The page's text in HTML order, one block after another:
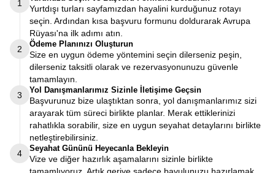
1
Yurtdışı turları sayfamızdan hayalini kurduğunuz rotayı
seçin. Ardından kısa başvuru formunu doldurarak Avrupa
Rüyası'na ilk adımı atın.
2
Ödeme Planınızı Oluşturun
Size en uygun ödeme yöntemini seçin dilerseniz peşin,
dilerseniz taksitli olarak ve rezervasyonunuzu güvenle
tamamlayın.
3
Yol Danışmanlarımız Sizinle İletişime Geçsin
Başvurunuz bize ulaştıktan sonra, yol danışmanlarımız sizi
arayarak tüm süreci birlikte planlar. Merak ettiklerinizi
rahatlıkla sorabilir, size en uygun seyahat detaylarını birlikte
netleştirebilirsiniz.
4
Seyahat Gününü Heyecanla Bekleyin
Vize ve diğer hazırlık aşamalarını sizinle birlikte